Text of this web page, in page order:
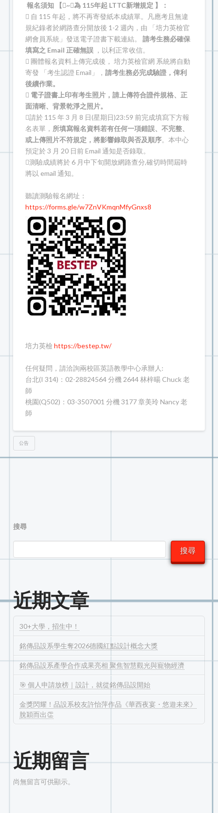
報名須知 【~為 115年起 LTTC新增規定 】：
 自 115 年起，將不再寄發紙本成績單。凡應考且無違
規紀錄者於網路查分開放後 1-2 週內，由 「培力英檢官
網會員系統」發送電子證書下載連結。 請考生務必確保
填寫之 Email 正確無誤，以利正常收信。
 團體報名資料上傳完成後， 培力英檢官網 系統將自動
寄發 「考生認證 Email」， 請考生務必完成驗證，俾利
後續作業。
 電子證書上印有考生照片，請上傳符合證件規格、正
面清晰、背景乾淨之照片。
請於 115 年 3 月 8 日(星期日)23:59 前完成填寫下方報
名表單， 所填寫報名資料若有任何一項錯誤、不完整、
或上傳照片不符規定，將影響錄取與否及順序。本中心
預定於 3 月 20 日前 Email 通知是否錄取。
測驗成績將於 6 月中下旬開放網路查分,確切時間屆時
將以 email 通知。
聽讀測驗報名網址：
https://forms.gle/w7ZnVKmqnMfyGnxs8
培力英檢 https://bestep.tw/
任何疑問，請洽詢兩校區英語教學中心承辦人:
台北(I 314)：02-28824564 分機 2644 林梓暘 Chuck 老
師
桃園(Q502)：03-3507001 分機 3177 章美玲 Nancy 老
師
公告
搜尋
搜尋
近期文章
30+大學，招生中！
銘傳品設系學生奪2026德國紅點設計概念大獎
銘傳品設系產學合作成果亮相 聚焦智慧觀光與寵物經濟
🎯 個人申請放榜｜設計，就從銘傳品設開始
金獎閃耀！品設系校友許怡萍作品《華西夜宴・悠遊未來》
脫穎而出👏
近期留言
尚無留言可供顯示。